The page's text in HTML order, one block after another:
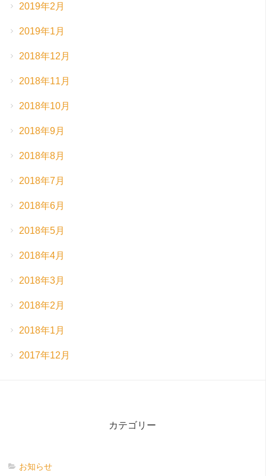
2019年2月
2019年1月
2018年12月
2018年11月
2018年10月
2018年9月
2018年8月
2018年7月
2018年6月
2018年5月
2018年4月
2018年3月
2018年2月
2018年1月
2017年12月
カテゴリー
お知らせ